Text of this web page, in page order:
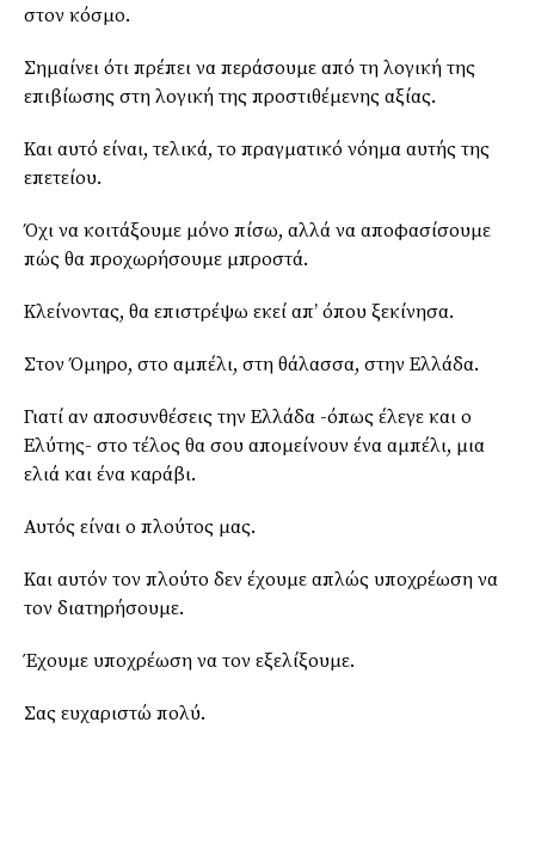
στον κόσμο.
Σημαίνει ότι πρέπει να περάσουμε από τη λογική της
επιβίωσης στη λογική της προστιθέμενης αξίας.
Και αυτό είναι, τελικά, το πραγματικό νόημα αυτής της
επετείου.
Όχι να κοιτάξουμε μόνο πίσω, αλλά να αποφασίσουμε
πώς θα προχωρήσουμε μπροστά.
Κλείνοντας, θα επιστρέψω εκεί απ’ όπου ξεκίνησα.
Στον Όμηρο, στο αμπέλι, στη θάλασσα, στην Ελλάδα.
Γιατί αν αποσυνθέσεις την Ελλάδα -όπως έλεγε και ο
Ελύτης- στο τέλος θα σου απομείνουν ένα αμπέλι, μια
ελιά και ένα καράβι.
Αυτός είναι ο πλούτος μας.
Και αυτόν τον πλούτο δεν έχουμε απλώς υποχρέωση να
τον διατηρήσουμε.
Έχουμε υποχρέωση να τον εξελίξουμε.
Σας ευχαριστώ πολύ.